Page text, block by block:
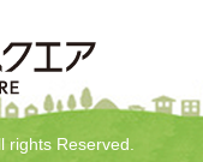
rights Reserved.